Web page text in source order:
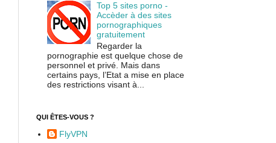
Top 5 sites porno -
Accèder à des sites
pornographiques
gratuitement
Regarder la
pornographie est quelque chose de
personnel et privé. Mais dans
certains pays, l’Etat a mise en place
des restrictions visant à...
QUI ÊTES-VOUS ?
FlyVPN